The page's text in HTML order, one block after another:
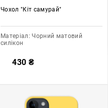
Чохол "Кіт самурай"
Матеріал: Чорний матовий
силікон
430 ₴